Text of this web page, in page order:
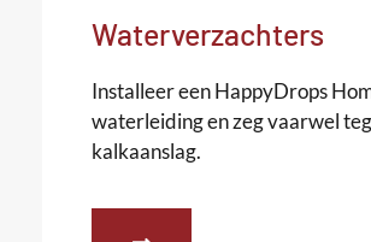
Waterverzachters
Installeer een HappyDrops
waterleiding en zeg vaarwel
kalkaanslag.